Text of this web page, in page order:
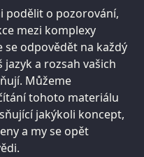
podělit o pozorování,
mezi komplexy
se odpovědět na každý
a rozsah vašich
Můžeme
tohoto materiálu
jakýkoli koncept,
a my se opět